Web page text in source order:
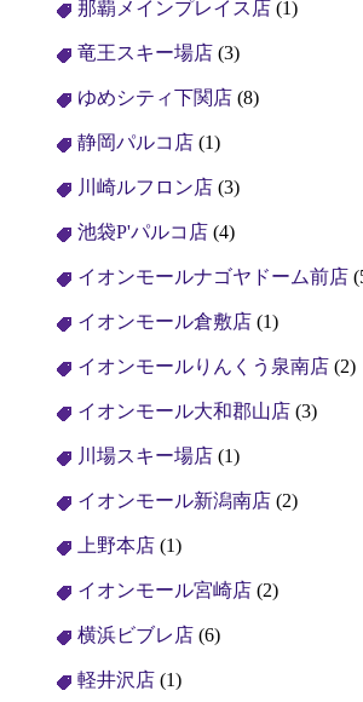
那覇メインプレイス店 (1)
竜王スキー場店 (3)
ゆめシティ下関店 (8)
静岡パルコ店 (1)
川崎ルフロン店 (3)
池袋P'パルコ店 (4)
イオンモールナゴヤドーム前店
イオンモール倉敷店 (1)
イオンモールりんくう泉南店 (2)
イオンモール大和郡山店 (3)
川場スキー場店 (1)
イオンモール新潟南店 (2)
上野本店 (1)
イオンモール宮崎店 (2)
横浜ビブレ店 (6)
軽井沢店 (1)